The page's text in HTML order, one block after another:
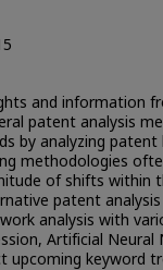
and information
patent analysis
by analyzing patent
methodologies
of shifts within
patent
analysis with
Artificial
upcoming keyword